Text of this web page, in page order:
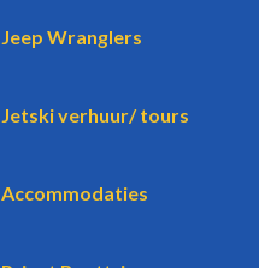
Jeep Wranglers
Jetski verhuur/ tours
Accommodaties